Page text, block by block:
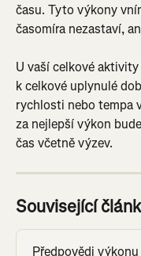
času. Tyto výkony
časomíra nezastaví,
U vaší celkové
k celkové uplynulé
rychlosti nebo tempa
za nejlepší výkon
čas včetně výzev.
Související
Předpovědi výkonu